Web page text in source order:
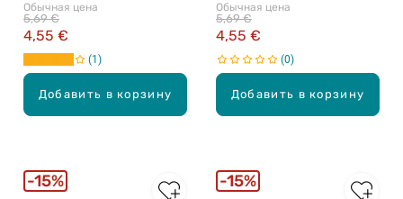
Добавить в корзину
20шт.
Обычная цена
4,55 €
5,69 €
1
Добавить в корзину
холодным воском, 20шт.
Обычная цена
4,55 €
5,69 €
0
15% 15%